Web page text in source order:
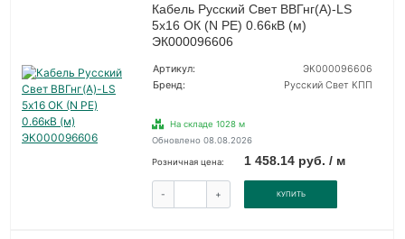
Кабель Русский Свет ВВГнг(А)-LS
5х16 ОК (N PE) 0.66кВ (м)
ЭК000096606
Артикул:
ЭК000096606
Бренд:
Русский Свет КПП
На складе 1028 м
Обновлено 08.08.2026
Розничная цена: 1 458.14 руб. / м
- + КУПИТЬ